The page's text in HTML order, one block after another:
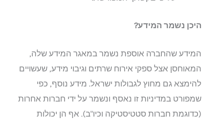
היכן נשמר המידע?
המידע שהחברה אוספת נשמר במאגר המידע שלה,
המאוחסן אצל ספקי אירוח שרתים וגיבוי מידע, שעשויים
להימצא גם מחוץ לגבולות ישראל. מידע נוסף, כפי
שמפורט במדיניות זו נאסף ונשמר על ידי חברות אחרות
(כדוגמת חברות סטטיסטיקה וכיו"ב). אף הן יכולות